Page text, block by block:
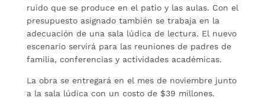
ruido que se produce en el patio y las aulas. Con el
presupuesto asignado también se trabaja en la
adecuación de una sala lúdica de lectura. El nuevo
escenario servirá para las reuniones de padres de
familia, conferencias y actividades académicas.
La obra se entregará en el mes de noviembre junto
a la sala lúdica con un costo de $39 millones.